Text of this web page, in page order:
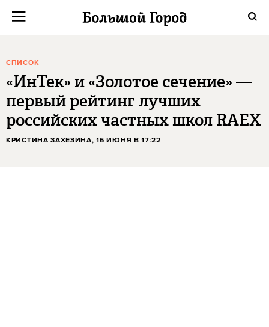
СПИСОК
«ИнТек» и «Золотое сечение» —
первый рейтинг лучших
российских частных школ RAEX
КРИСТИНА ЗАХЕЗИНА, 16 ИЮНЯ В 17:22